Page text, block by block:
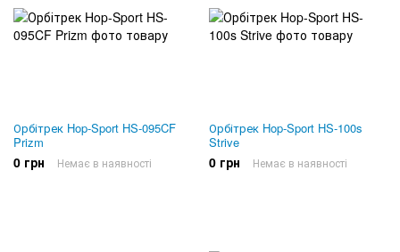
Орбітрек Hop-Sport HS-095CF
Prizm
0 грн Немає в наявності
Орбітрек Hop-Sport HS-100s
Strive
0 грн Немає в наявності